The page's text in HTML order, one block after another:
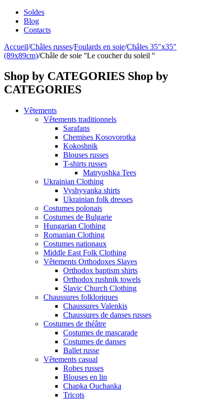
Soldes
Blog
Contacts
Accueil/Châles russes/Foulards en soie/Châles 35"x35"
(89x89cm)/Châle de soie ''Le coucher du soleil ''
Shop by CATEGORIES Shop by
CATEGORIES
Vêtements
Vêtements traditionnels
Sarafans
Chemises Kosovorotka
Kokoshnik
Blouses russes
T-shirts russes
Matryoshka Tees
Ukrainian Clothing
Vyshyvanka shirts
Ukrainian folk dresses
Costumes polonais
Costumes de Bulgarie
Hungarian Clothing
Romanian Clothing
Costumes nationaux
Middle East Folk Clothing
Vêtements Orthodoxes Slaves
Orthodox baptism shirts
Orthodox rushnik towels
Slavic Church Clothing
Chaussures folkloriques
Chaussures Valenkis
Chaussures de danses russes
Costumes de théâtre
Costumes de mascarade
Costumes de danses
Ballet russe
Vêtements casual
Robes russes
Blouses en lin
Chapka Ouchanka
Tricots